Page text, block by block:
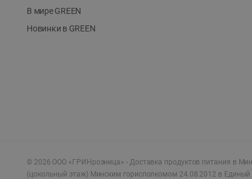
В мире GREEN
Новинки в GREEN
© 2026 ООО «ГРИНрозница» - Доставка продуктов питания в
(цокольный этаж) Минским горисполкомом 24.08.2012 в Единый